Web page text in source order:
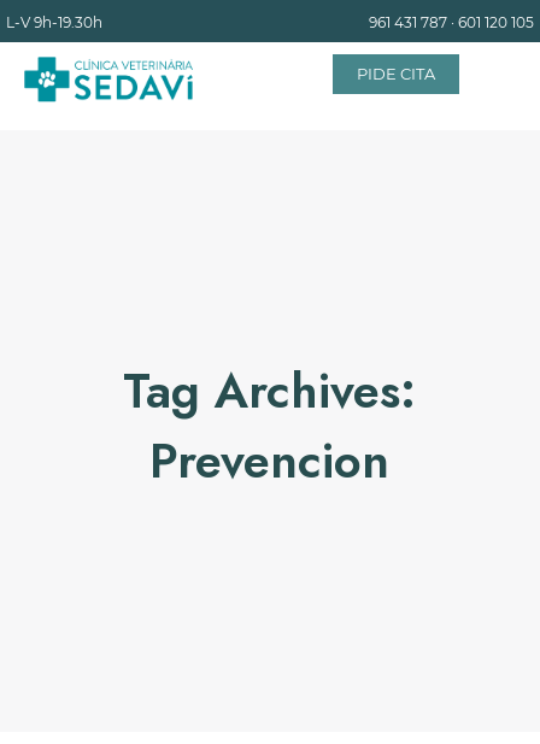
L-V9h-19.30h 961 431 787 · 601 120 105
PIDE CITA
INSTALACIONES
Tag Archives:
Prevencion